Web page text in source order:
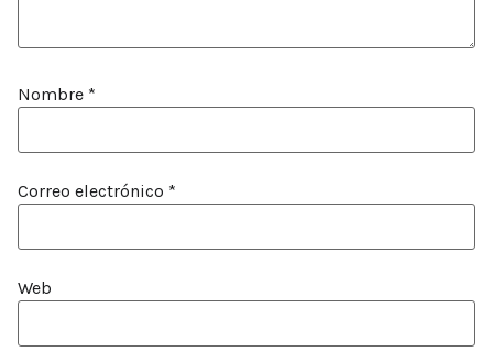
Nombre *
Correo electrónico *
Web